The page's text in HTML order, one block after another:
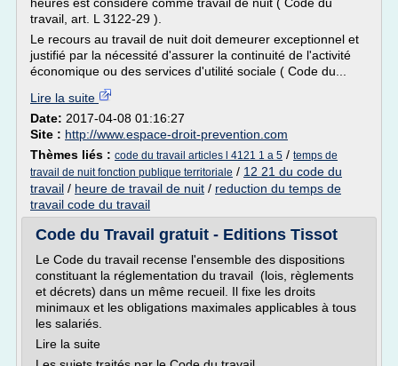
travail, art. L 3122-29 ).
Le recours au travail de nuit doit demeurer exceptionnel et
justifié par la nécessité d'assurer la continuité de l'activité
économique ou des services d'utilité sociale ( Code du...
Lire la suite
Date: 2017-04-08 01:16:27
Site : http://www.espace-droit-prevention.com
Thèmes liés : code du travail articles l 4121 1 a 5 / temps de
travail de nuit fonction publique territoriale / 12 21 du code du
travail / heure de travail de nuit / reduction du temps de
travail code du travail
Code du Travail gratuit - Editions Tissot
Le Code du travail recense l'ensemble des dispositions
constituant la réglementation du travail (lois, règlements
et décrets) dans un même recueil. Il fixe les droits
minimaux et les obligations maximales applicables à tous
les salariés.
Lire la suite